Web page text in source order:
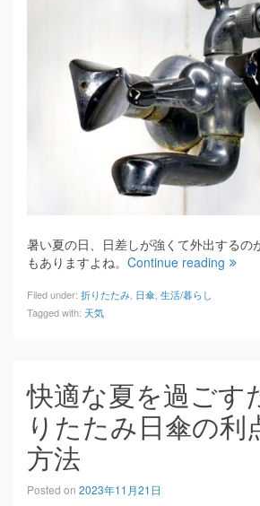
暑い夏の日、日差しが強くて外出するの
もありますよね。 Continue reading
Filed under: 折りたたみ 日傘 生活/暮らし
Tagged with: 天気
快適な夏を過ごす
りたたみ日傘の利
方法
Posted on 2023年11月21日